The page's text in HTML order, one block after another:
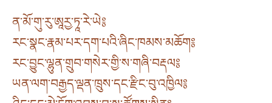
ན་མོ་གུ་རུ་ཨཱརྱ་ཏཱ་རེ་ཡེ༔
རང་སྣང་རྣམ་པར་དག་པའི་ཞིང་ཁམས་མཆོག༔
རང་བྱུང་ལྷུན་གྲུབ་གསེར་གྱི་ས་གཞི་བརྡལ༔
ཡན་ལག་བརྒྱད་ལྡན་ཁྲུས་དང་རྫིང་བུ་འཁྱིལ༔